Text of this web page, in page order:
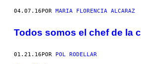
04.07.16POR MARIA FLORENCIA ALCARAZ
Todos somos el chef de la
01.21.16 POR POL RODELLAR